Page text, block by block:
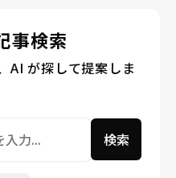
事検索
AI が探して提案しま
検索